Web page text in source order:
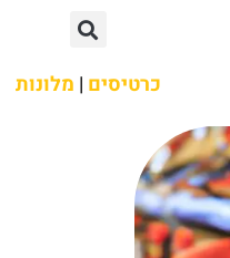
כרטיסים | מלונות